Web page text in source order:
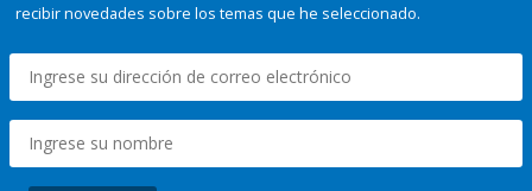
recibir novedades sobre los temas que he seleccionado.